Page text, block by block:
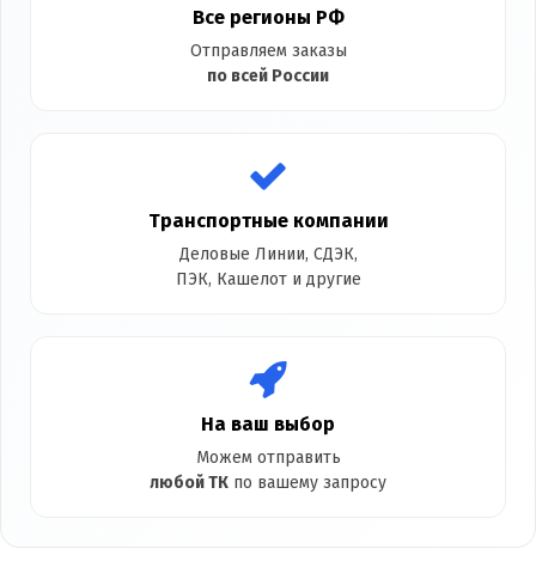
Все регионы РФ
Отправляем заказы
по всей России
Транспортные компании
Деловые Линии, СДЭК,
ПЭК, Кашелот и другие
На ваш выбор
Можем отправить
любой ТК по вашему запросу